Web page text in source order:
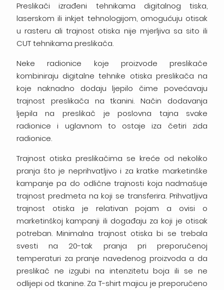
Preslikači izrađeni tehnikama digitalnog tiska,
laserskom ili inkjet tehnologijom, omogućuju otisak
u rasteru ali trajnost otiska nije mjerljiva sa sito ili
CUT tehnikama preslikača.
Neke radionice koje proizvode preslikače
kombiniraju digitalne tehnike otiska preslikača na
koje naknadno dodaju ljepilo čime povećavaju
trajnost preslikača na tkanini. Način dodavanja
ljepila na preslikač je poslovna tajna svake
radionice i uglavnom to ostaje iza četiri zida
radionice.
Trajnost otiska preslikačima se kreće od nekoliko
pranja što je neprihvatljivo i za kratke marketinške
kampanje pa do odlične trajnosti koja nadmašuje
trajnost predmeta na koji se transferira. Prihvatljiva
trajnost otiska je relativan pojam a ovisi o
marketinškoj kampanji ili događaju za koji je otisak
potreban. Minimalna trajnost otiska bi se trebala
svesti na 20-tak pranja pri preporučenoj
temperaturi za pranje navedenog proizvoda a da
preslikač ne izgubi na intenzitetu boja ili se ne
odlijepi od tkanine. Za T-shirt majicu je preporučeno